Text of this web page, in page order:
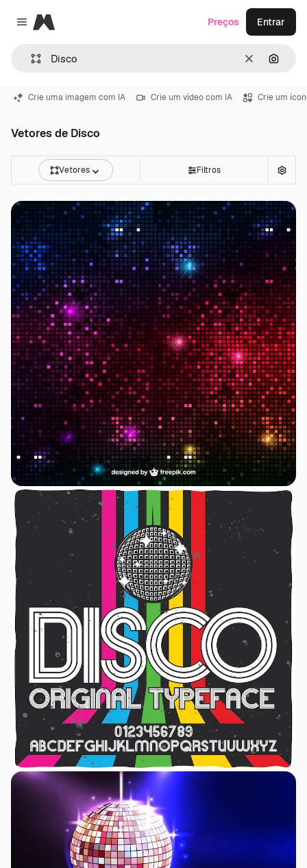
Close menu
Magnific
Limpar
Preços Entrar
Crie uma imagem com IA Crie um vídeo com IA Crie um
Vetores de Disco
Vetores Filtros